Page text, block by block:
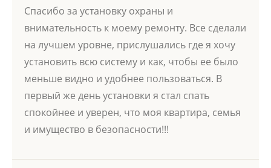
Спасибо за установку охраны и
внимательность к моему ремонту. Все сделали
на лучшем уровне, прислушались где я хочу
установить всю систему и как, чтобы ее было
меньше видно и удобнее пользоваться. В
первый же день установки я стал спать
спокойнее и уверен, что моя квартира, семья
и имущество в безопасности!!!